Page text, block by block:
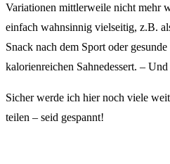
Variationen mittlerweile nicht mehr
einfach wahnsinnig vielseitig, z.B.
Snack nach dem Sport oder
kalorienreichen Sahnedessert. –
Sicher werde ich hier noch viele
teilen – seid gespannt!